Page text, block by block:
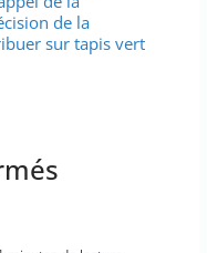
de la
sur tapis vert